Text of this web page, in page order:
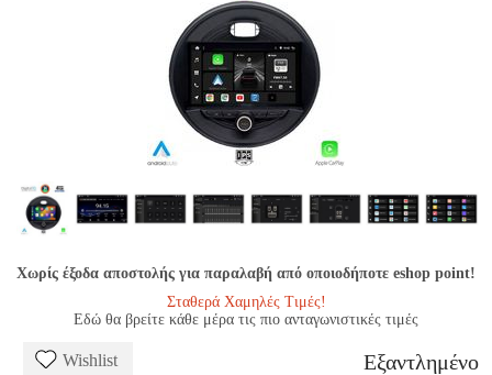
Χωρίς έξοδα αποστολής για παραλαβή από οποιοδήποτε eshop point!
Σταθερά Χαμηλές Τιμές!
Εδώ θα βρείτε κάθε μέρα τις πιο ανταγωνιστικές τιμές
Wishlist Εξαντλημένο